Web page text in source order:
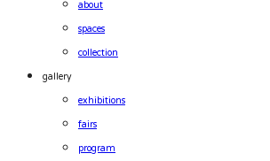
about
spaces
collection
gallery
exhibitions
fairs
program